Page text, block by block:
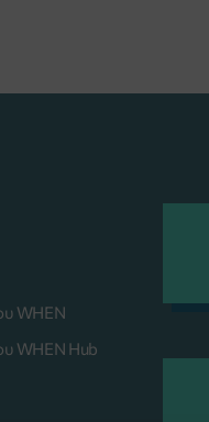
WHEN
WHEN Hub